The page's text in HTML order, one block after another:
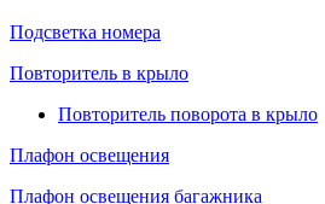
Подсветка номера
Повторитель в крыло
Повторитель поворота в крыло
Плафон освещения
Плафон освещения багажника